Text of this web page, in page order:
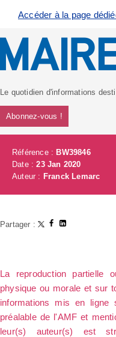
Accéder à la page
Le quotidien d'informations
Abonnez-vous !
Référence :BW39846
Date :23 Jan 2020
Auteur : Franck Lemarc
Partager :
La reproduction partielle
physique ou morale et sur
informations mis en
préalable de l'AMF et
leur(s) auteur(s) est